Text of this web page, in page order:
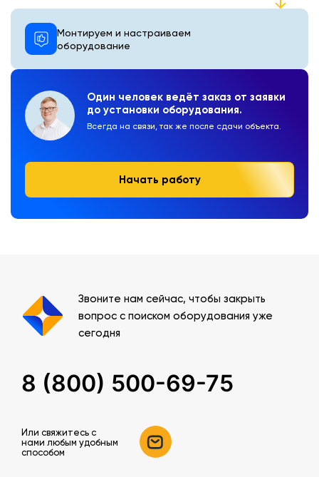
Один человек ведёт заказ от заявки
до установки оборудования.
Всегда на связи, так же после сдачи объекта.
Начать работу
Монтируем и настраиваем
оборудование
Звоните нам сейчас, чтобы закрыть
вопрос с поиском оборудования уже
сегодня
8 (800) 500-69-75
Или свяжитесь c
нами любым удобным
способом